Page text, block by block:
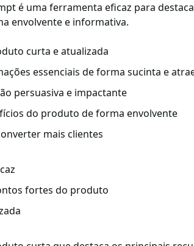
é uma ferramenta eficaz para
envolvente e informativa.
curta e atualizada
essenciais de forma sucinta e
persuasiva e impactante
do produto de forma envolvente
mais clientes
fortes do produto